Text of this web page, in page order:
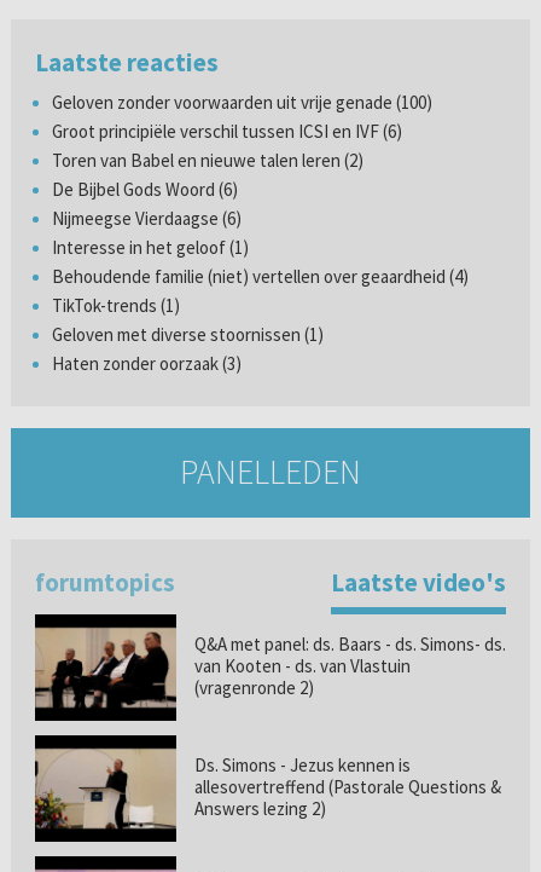
Laatste reacties
Geloven zonder voorwaarden uit vrije genade (100)
Groot principiële verschil tussen ICSI en IVF (6)
Toren van Babel en nieuwe talen leren (2)
De Bijbel Gods Woord (6)
Nijmeegse Vierdaagse (6)
Interesse in het geloof (1)
Behoudende familie (niet) vertellen over geaardheid (4)
TikTok-trends (1)
Geloven met diverse stoornissen (1)
Haten zonder oorzaak (3)
PANELLEDEN
forumtopics Laatste video's
Q&A met panel: ds. Baars - ds. Simons- ds.
van Kooten - ds. van Vlastuin
(vragenronde 2)
Ds. Simons - Jezus kennen is
allesovertreffend (Pastorale Questions &
Answers lezing 2)